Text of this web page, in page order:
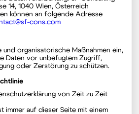
14, 1040 Wien, Österreich
können an folgende Adresse
cons.com
organisatorische Maßnahmen ein,
Daten vor unbefugtem Zugriff,
oder Zerstörung zu schützen.
von Zeit zu Zeit
immer auf dieser Seite mit einem